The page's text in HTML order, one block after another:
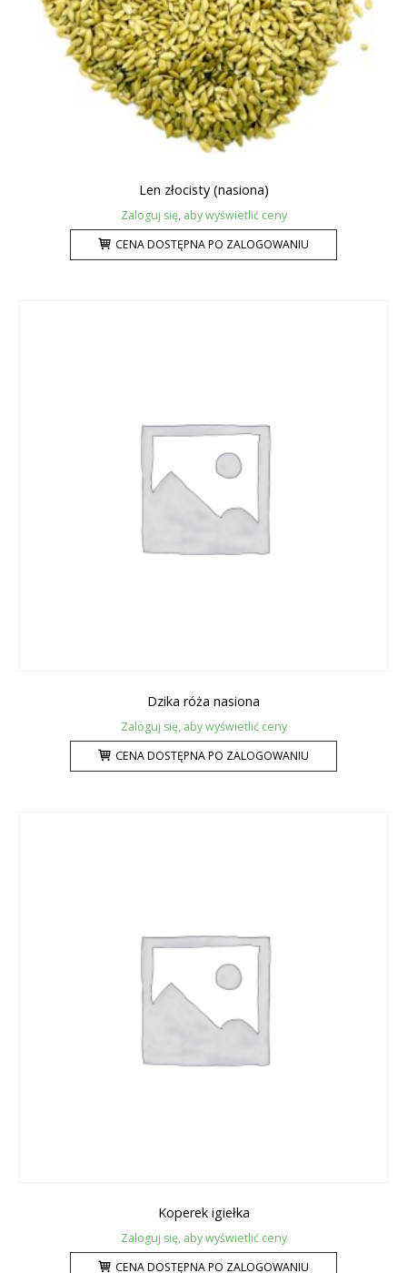
Len złocisty (nasiona)
Zaloguj się, aby wyświetlić ceny
CENA DOSTĘPNA PO ZALOGOWANIU
Dzika róża nasiona
Zaloguj się, aby wyświetlić ceny
CENA DOSTĘPNA PO ZALOGOWANIU
Koperek igiełka
Zaloguj się, aby wyświetlić ceny
CENA DOSTĘPNA PO ZALOGOWANIU